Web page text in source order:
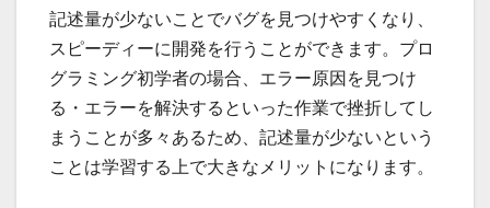
記述量が少ないことでバグを見つけやすくなり、
スピーディーに開発を行うことができます。プロ
グラミング初学者の場合、エラー原因を見つけ
る・エラーを解決するといった作業で挫折してし
まうことが多々あるため、記述量が少ないという
ことは学習する上で大きなメリットになります。